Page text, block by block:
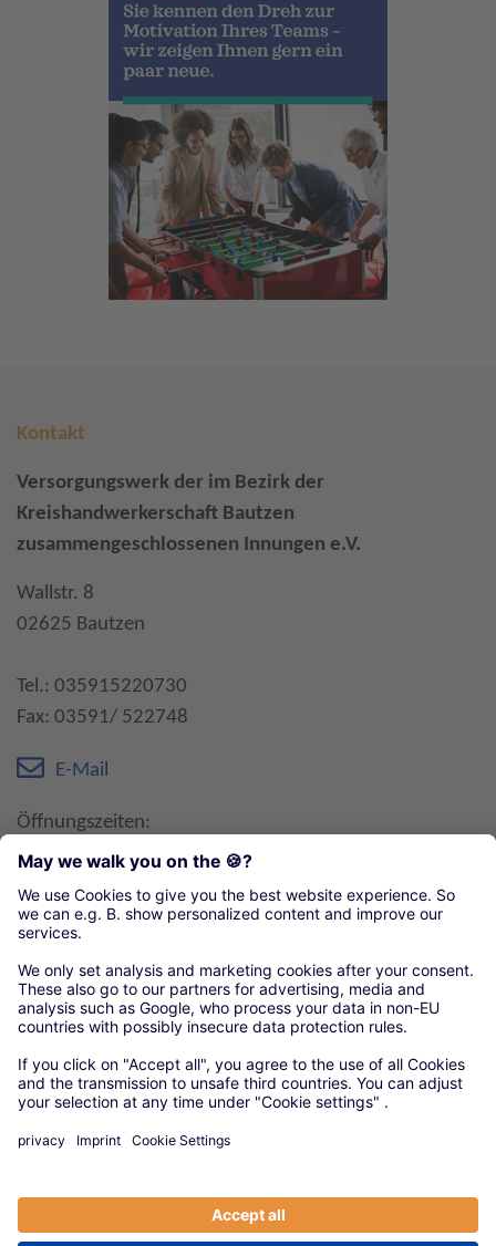
Kontakt
Versorgungswerk der im Bezirk der
Kreishandwerkerschaft Bautzen
zusammengeschlossenen Innungen e.V.
Wallstr. 8
02625 Bautzen
Tel.: 035915220730
Fax: 03591/ 522748
E-Mail
Öffnungszeiten:
Montag-Donnerstag 8:00-16:00 Uhr Pause 12.30 -
13.00 Uhr
Freitag 8:00 - 13:00 Uhr
Organisationen unseres örtlichen Handwerks
Kreishandwerkerschaft Bautzen
© 2020 Versorgungswerke|Anbieter|Datenschutz|
Cookie-Einstellungen